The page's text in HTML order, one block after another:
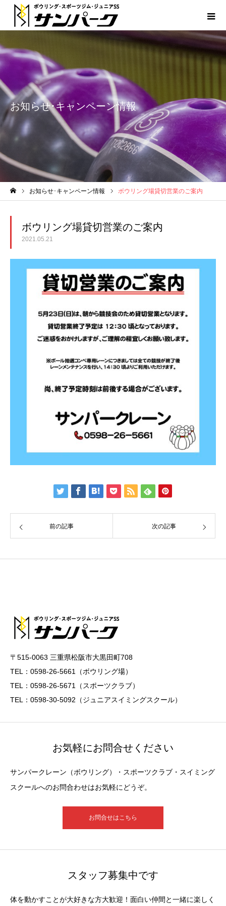
お知らせ･キャンペーン情報
お知らせ･キャンペーン情報 ボウリング場貸切営業のご案内
ボウリング場貸切営業のご案内
2021.05.21
前の記事 次の記事
〒515-0063 三重県松阪市大黒田町708
TEL：0598-26-5661（ボウリング場）
TEL：0598-26-5671（スポーツクラブ）
TEL：0598-30-5092（ジュニアスイミングスクール）
お気軽にお問合せください
サンパークレーン（ボウリング）・スポーツクラブ・スイミング
スクールへのお問合わせはお気軽にどうぞ。
お問合せはこちら
スタッフ募集中です
体を動かすことが大好きな方大歓迎！面白い仲間と一緒に楽しく